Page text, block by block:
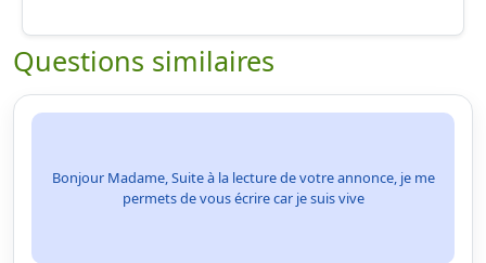
Questions similaires
Bonjour Madame, Suite à la lecture de votre annonce, je me
permets de vous écrire car je suis vive